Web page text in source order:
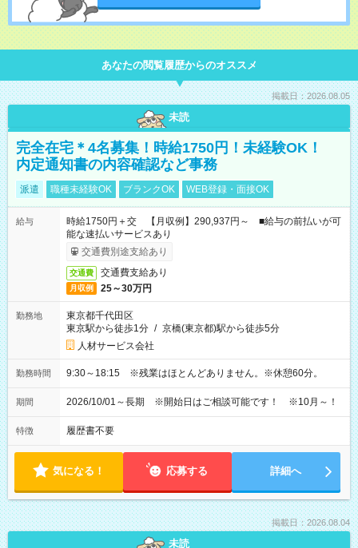
あなたの閲覧履歴からのオススメ
掲載日：2026.08.05
未読
完全在宅＊4名募集！時給1750円！未経験OK！
内定通知書の内容確認など事務
派遣 職種未経験OK ブランクOK WEB登録・面接OK
給与
時給1750円＋交 【月収例】290,937円～ ■給与の前払いが可
能な速払いサービスあり
交通費別途支給あり
交通費 交通費支給あり
月収例 25～30万円
勤務地
東京都千代田区
東京駅から徒歩1分 / 京橋(東京都)駅から徒歩5分
人材サービス会社
勤務時間 9:30～18:15 ※残業はほとんどありません。※休憩60分。
期間 2026/10/01～長期 ※開始日はご相談可能です！ ※10月～！
特徴 履歴書不要
気になる！ 応募する 詳細へ
掲載日：2026.08.04
未読